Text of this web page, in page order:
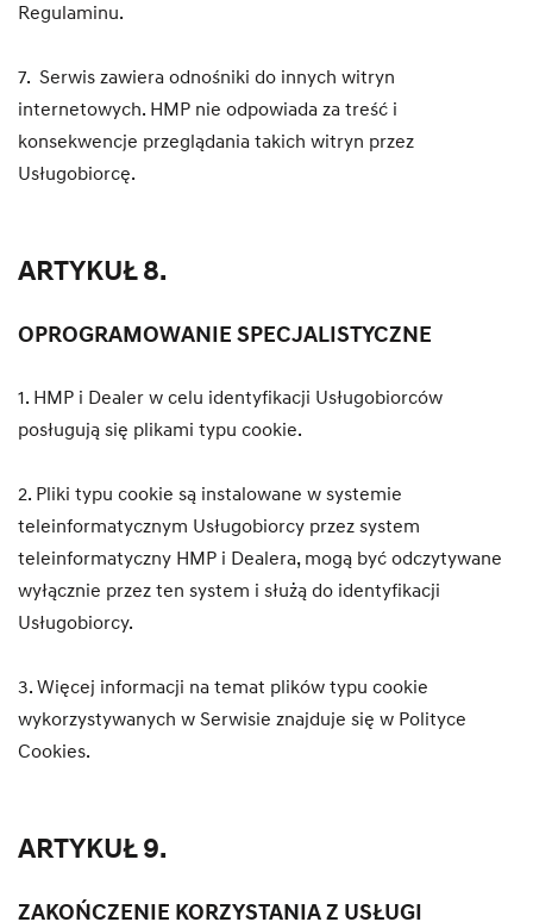
Regulaminu.
7. Serwis zawiera odnośniki do innych witryn
internetowych. HMP nie odpowiada za treść i
konsekwencje przeglądania takich witryn przez
Usługobiorcę.
ARTYKUŁ 8.
OPROGRAMOWANIE SPECJALISTYCZNE
1. HMP i Dealer w celu identyfikacji Usługobiorców
posługują się plikami typu cookie.
2. Pliki typu cookie są instalowane w systemie
teleinformatycznym Usługobiorcy przez system
teleinformatyczny HMP i Dealera, mogą być odczytywane
wyłącznie przez ten system i służą do identyfikacji
Usługobiorcy.
3. Więcej informacji na temat plików typu cookie
wykorzystywanych w Serwisie znajduje się w Polityce
Cookies.
ARTYKUŁ 9.
ZAKOŃCZENIE KORZYSTANIA Z USŁUGI